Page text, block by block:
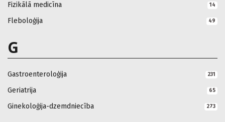
Fizikālā medicīna 14
Fleboloģija 49
G
Gastroenteroloģija 231
Geriatrija 65
Ginekoloģija-dzemdniecība 273